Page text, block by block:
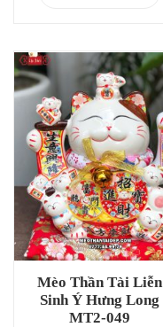
Mèo Thần Tài Liễn
Sinh Ý Hưng Long
MT2-049